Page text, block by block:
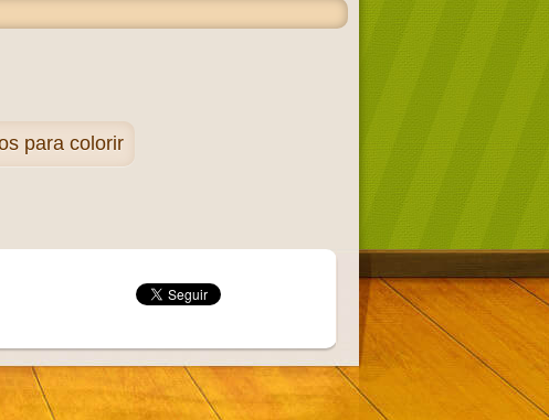
para colorir